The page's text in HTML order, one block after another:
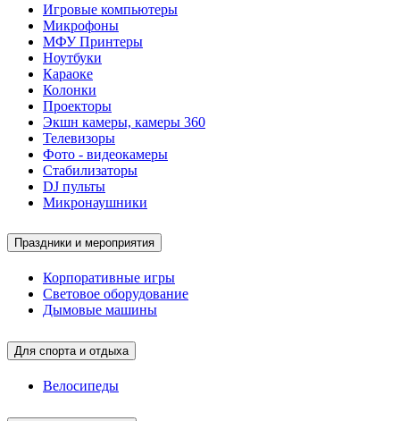
Игровые компьютеры
Микрофоны
МФУ Принтеры
Ноутбуки
Караоке
Колонки
Проекторы
Экшн камеры, камеры 360
Телевизоры
Фото - видеокамеры
Стабилизаторы
DJ пульты
Микронаушники
Праздники и мероприятия
Корпоративные игры
Световое оборудование
Дымовые машины
Для спорта и отдыха
Велосипеды